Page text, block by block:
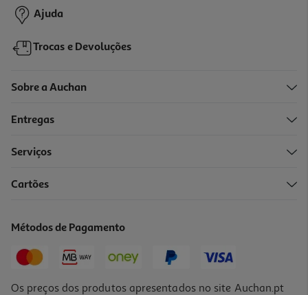
Ajuda
Trocas e Devoluções
Sobre a Auchan
Entregas
Serviços
Cartões
Métodos de Pagamento
Os preços dos produtos apresentados no site Auchan.pt